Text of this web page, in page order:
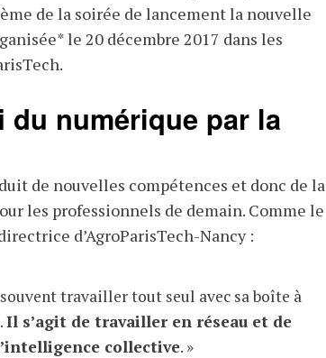
de la soirée de lancement la nouvelle
le 20 décembre 2017 dans les
du numérique par la
de nouvelles compétences et donc de la
les professionnels de demain. Comme le
d’AgroParisTech-Nancy :
souvent travailler tout seul avec sa boîte à
Il s’agit de travailler en réseau et de
collective. »